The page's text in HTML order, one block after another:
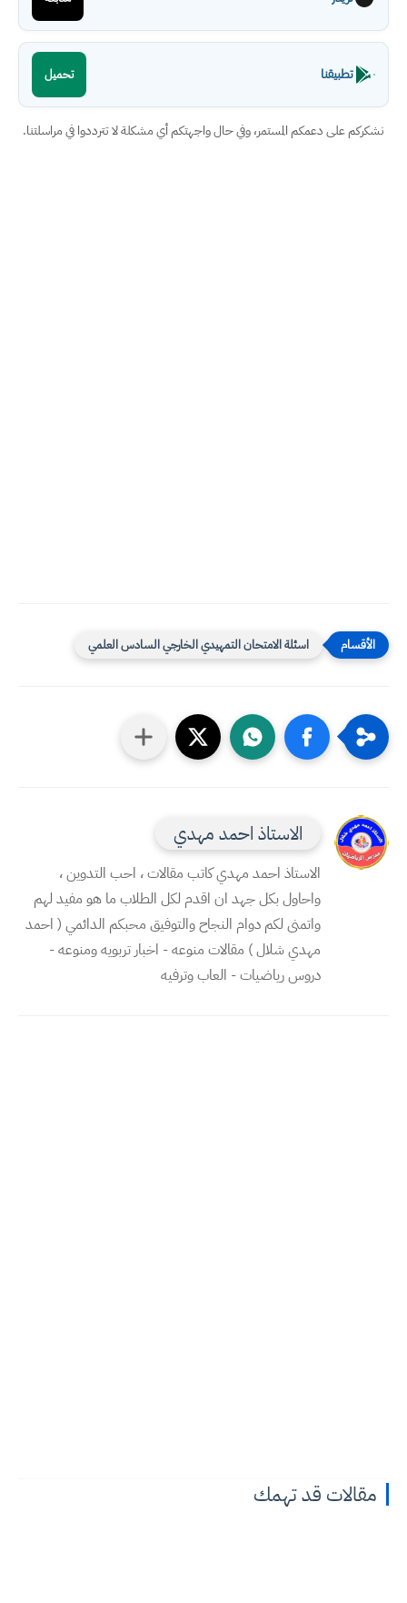
تطبيقنا تحميل
نشكركم على دعمكم المستمر، وفي حال واجهتكم أي مشكلة لا تترددوا في مراسلتنا.
اسئلة الامتحان التمهيدي الخارجي السادس العلمي
الاستاذ احمد مهدي
الاستاذ احمد مهدي كاتب مقالات ، احب التدوين ،
واحاول بكل جهد ان اقدم لكل الطلاب ما هو مفيد لهم
واتمنى لكم دوام النجاح والتوفيق محبكم الدائمي ( احمد
مهدي شلال ) مقالات منوعه - اخبار تربويه ومنوعه -
دروس رياضيات - العاب وترفيه
مقالات قد تهمك